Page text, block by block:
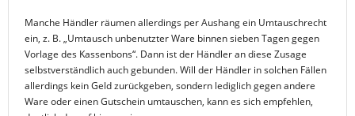
Manche Händler räumen allerdings per Aushang ein Umtauschrecht
ein, z. B. „Umtausch unbenutzter Ware binnen sieben Tagen gegen
Vorlage des Kassenbons“. Dann ist der Händler an diese Zusage
selbstverständlich auch gebunden. Will der Händler in solchen Fällen
allerdings kein Geld zurückgeben, sondern lediglich gegen andere
Ware oder einen Gutschein umtauschen, kann es sich empfehlen,